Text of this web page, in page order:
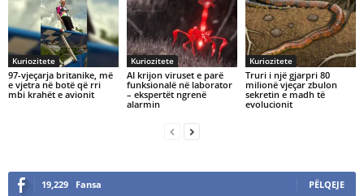
Kuriozitete
97-vjeçarja britanike, më
e vjetra në botë që rri
mbi krahët e avionit
Kuriozitete
AI krijon viruset e parë
funksionalë në laborator
– ekspertët ngrenë
alarmin
Kuriozitete
Truri i një gjarpri 80
milionë vjeçar zbulon
sekretin e madh të
evolucionit
19,229 Fansa PËLQEJE